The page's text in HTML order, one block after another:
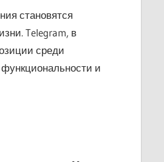
становятся
Telegram, в
среди
и